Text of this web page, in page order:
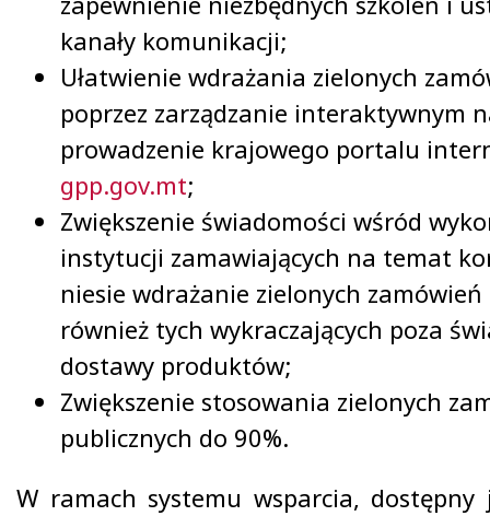
kanały komunikacji;
Ułatwienie wdrażania zielonych
poprzez zarządzanie interaktywnym
prowadzenie krajowego portalu
gpp.gov.mt;
Zwiększenie świadomości wśród
instytucji zamawiających na temat
niesie wdrażanie zielonych
również tych wykraczających poza
dostawy produktów;
Zwiększenie stosowania zielonych
publicznych do 90%.
W ramach systemu wsparcia,